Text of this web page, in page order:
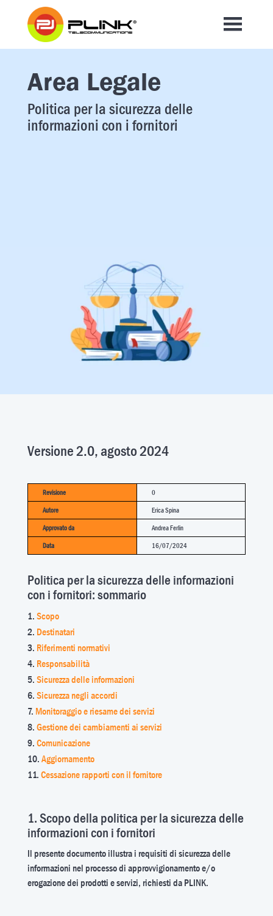
Area Legale
Politica per la sicurezza delle
informazioni con i fornitori
Versione 2.0, agosto 2024
Revisione
0
Autore
Erica Spina
Approvato da
Andrea Ferlin
Data
16/07/2024
Politica per la sicurezza delle informazioni
con i fornitori: sommario
Scopo
Destinatari
Riferimenti normativi
Responsabilità
Sicurezza delle informazioni
Sicurezza negli accordi
Monitoraggio e riesame dei servizi
Gestione dei cambiamenti ai servizi
Comunicazione
Aggiornamento
Cessazione rapporti con il fornitore
1. Scopo della politica per la sicurezza delle
informazioni con i fornitori
Il presente documento illustra i requisiti di sicurezza delle
informazioni nel processo di approvvigionamento e/o
erogazione dei prodotti e servizi, richiesti da PLINK.